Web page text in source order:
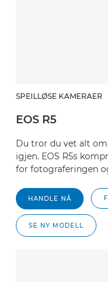
SPEILLØSE KAMERAER
EOS R5
Du tror du vet alt
igjen. EOS R5s
for fotograferingen
HANDLE NÅ
SE NY MODELL